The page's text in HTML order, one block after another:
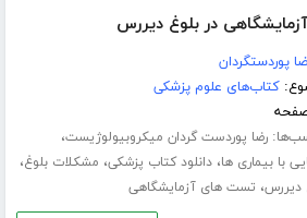
در بلوغ دیررس
پوردستگردان
کتاب‌های علوم پزشکی
رضا پوردست گردان میکروبیولوژیست،
با بیماری ها،دانلود کتاب پزشکی، مشکلات بلوغ،
دیررس، تست های آزمایشگاهی